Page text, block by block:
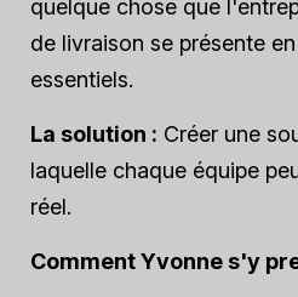
quelque chose que
de livraison se présente
essentiels.
La solution : Créer une
laquelle chaque équipe
réel.
Comment Yvonne s'y